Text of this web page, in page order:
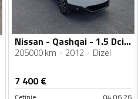
Nissan - Qashqai - 1.5 Dci 81kw
205000 km 2012 Dizel
7 400€